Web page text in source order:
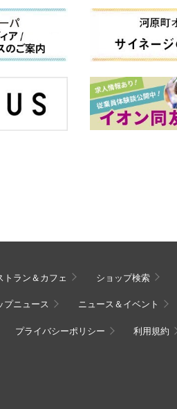
トラン＆カフェ ショップ検索
プニュース ニュース＆イベント
プライバシーポリシー 利用規約